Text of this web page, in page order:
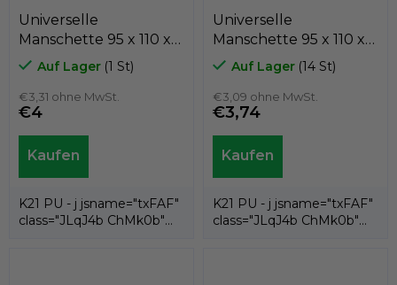
Universelle
Manschette 95 x 110 x
12 K21-095/7 PU ,
Auf Lager (1 St)
€3,31 ohne MwSt.
€4
K21 PU - j jsname="txFAF"
class="JLqJ4b ChMk0b"
Universelle
Manschette 95 x 110 x
10 K21-095/1 PU , Kastas
Auf Lager (14 St)
€3,09 ohne MwSt.
€3,74
K21 PU - j jsname="txFAF"
class="JLqJ4b ChMk0b"